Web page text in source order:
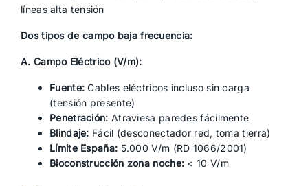
líneas alta tensión
Dos tipos de campo baja frecuencia:
A. Campo Eléctrico (V/m):
Fuente: Cables eléctricos incluso sin carga
(tensión presente)
Penetración: Atraviesa paredes fácilmente
Blindaje: Fácil (desconectador red, toma tierra)
Límite España: 5.000 V/m (RD 1066/2001)
Bioconstrucción zona noche: < 10 V/m